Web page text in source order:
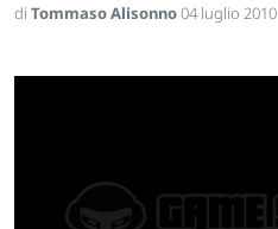
di Tommaso Alisonno04 luglio 2010